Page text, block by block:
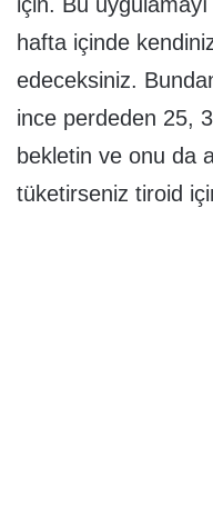
hafta içinde
edeceksiniz.
ince perdeden 25,
bekletin ve onu da
tüketirseniz tiroid